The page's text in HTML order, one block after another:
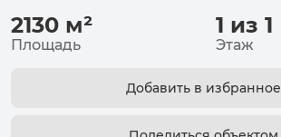
2130 м²
Площадь
1 из 1
Этаж
Добавить в избранное